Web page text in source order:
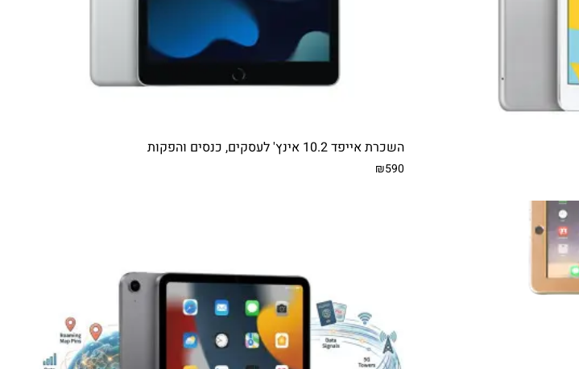
השכרת אייפד 10.2 אינץ' לעסקים, כנסים והפקות
₪590